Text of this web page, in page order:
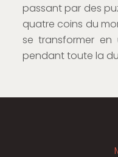
passant par des
quatre coins du
se transformer en
pendant toute la